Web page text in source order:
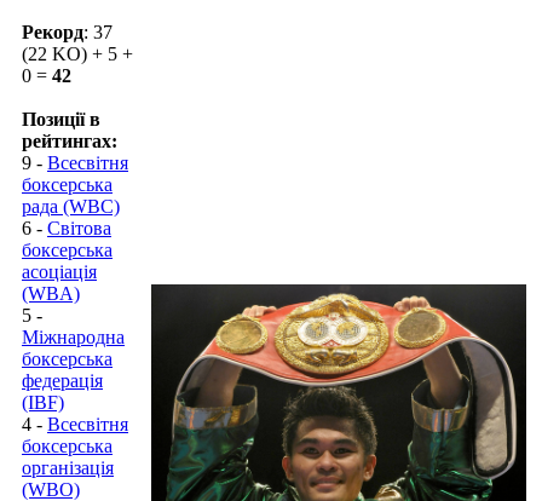
Рекорд: 37
(22 KO) + 5 +
0 = 42
Позиції в
рейтингах:
9 - Всесвітня
боксерська
рада (WBC)
6 - Світова
боксерська
асоціація
(WBA)
5 -
Міжнародна
боксерська
федерація
(IBF)
4 - Всесвітня
боксерська
організація
(WBO)